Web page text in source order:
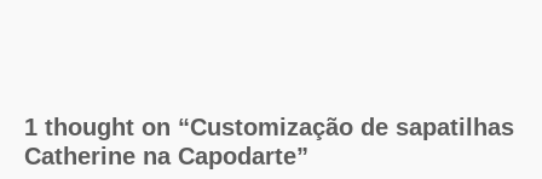
1 thought on “Customização de sapatilhas
Catherine na Capodarte”